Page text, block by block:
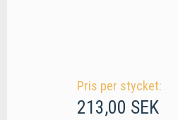
Pris per stycket:
213,00 SEK